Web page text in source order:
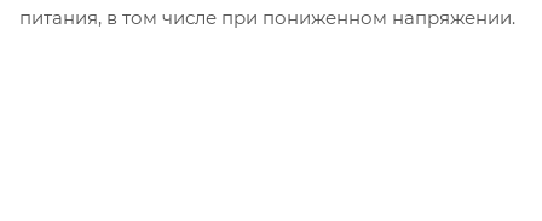
питания, в том числе при пониженном напряжении.